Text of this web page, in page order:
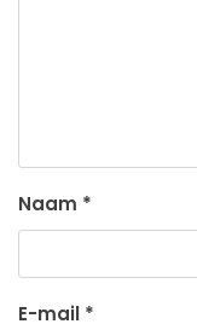
Naam *
E-mail *